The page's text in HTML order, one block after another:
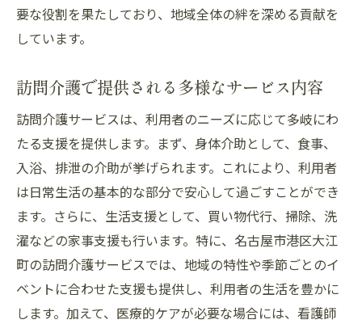
訪問介護を通じた大江町の未来づくり
地域に寄り添う訪問介護の魅力と意義
なサポート
利用者一人ひとりに合わせた柔軟なサポー
ト
訪問介護が対応する多様なニーズ
利用者の声を取り入れたサービス提供
訪問介護スタッフの柔軟な対応力
個別ケアを重視した訪問介護の実践
利用者の満足度を高める訪問介護の工夫
名古屋市港区の訪問介護心のケアも大切に
要な役割を果たしており、地域全体の絆を深める貢献を
しています。
訪問介護で提供される多様なサービス内容
訪問介護サービスは、利用者のニーズに応じて多岐にわ
たる支援を提供します。まず、身体介助として、食事、
入浴、排泄の介助が挙げられます。これにより、利用者
は日常生活の基本的な部分で安心して過ごすことができ
ます。さらに、生活支援として、買い物代行、掃除、洗
濯などの家事支援も行います。特に、名古屋市港区大江
町の訪問介護サービスでは、地域の特性や季節ごとのイ
ベントに合わせた支援も提供し、利用者の生活を豊かに
します。加えて、医療的ケアが必要な場合には、看護師